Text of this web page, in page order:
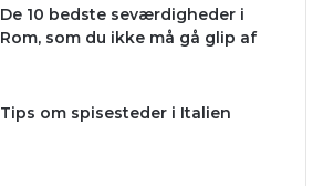
De 10 bedste seværdigheder i
Rom, som du ikke må gå glip af
Tips om spisesteder i Italien